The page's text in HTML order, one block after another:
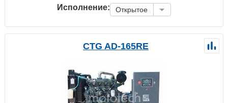
Исполнение: Открытое
CTG AD-165RE